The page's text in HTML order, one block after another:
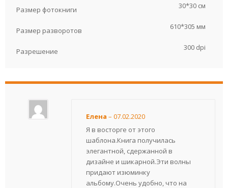
Размер фотокниги 30*30 см
Размер разворотов 610*305 мм
Разрешение 300 dpi
Елена – 07.02.2020
Я в восторге от этого
шаблона.Книга получилась
элегантной, сдержанной в
дизайне и шикарной.Эти волны
придают изюминку
альбому.Очень удобно, что на